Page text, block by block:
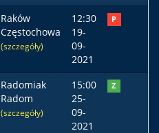
Raków
Częstochowa
(szczegóły)
12:30
19-
09-
2021
P
Radomiak
Radom
(szczegóły)
15:00
25-
09-
2021
Z